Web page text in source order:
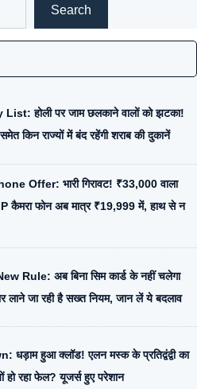
Search
होली पर जाम छलकाने वालों को झटका!
किन राज्यों में बंद रहेंगी शराब की दुकानें
Offer: भारी गिरावट! ₹33,000 वाला
कैमरा फोन अब मात्र ₹19,999 में, हाथ से न
Rule: अब बिना सिम कार्ड के नहीं चलेगा
लाने जा रही है सख्त नियम, जान लें ये बदलाव
धड़ाम हुआ क्लॉड! एलन मस्क के प्रतिद्वंद्वी का
हो रहा फेल? यूजर्स हुए परेशान